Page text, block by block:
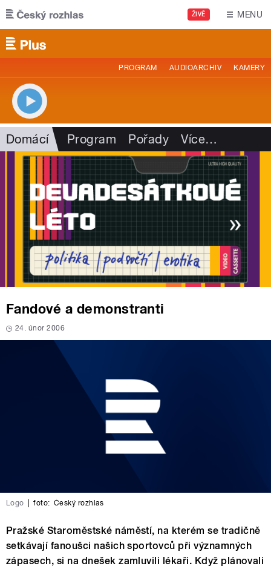
Přejít k hlavnímu obsahu
ŽIVĚ MENU
PROGRAM AUDIOARCHIV KAMERY
Domácí Program Pořady Více…
Fandové a demonstranti
24. únor 2006
Logo foto: Český rozhlas
Pražské Staroměstské náměstí, na kterém se tradičně
setkávají fanoušci našich sportovců při významných
zápasech, si na dnešek zamluvili lékaři. Když plánovali